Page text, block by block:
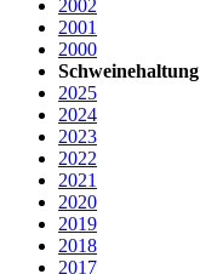
2002
2001
2000
Schweinehaltung
2025
2024
2023
2022
2021
2020
2019
2018
2017